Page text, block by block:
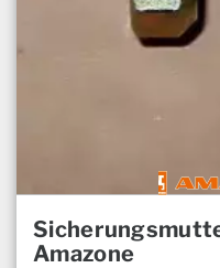
Amazone